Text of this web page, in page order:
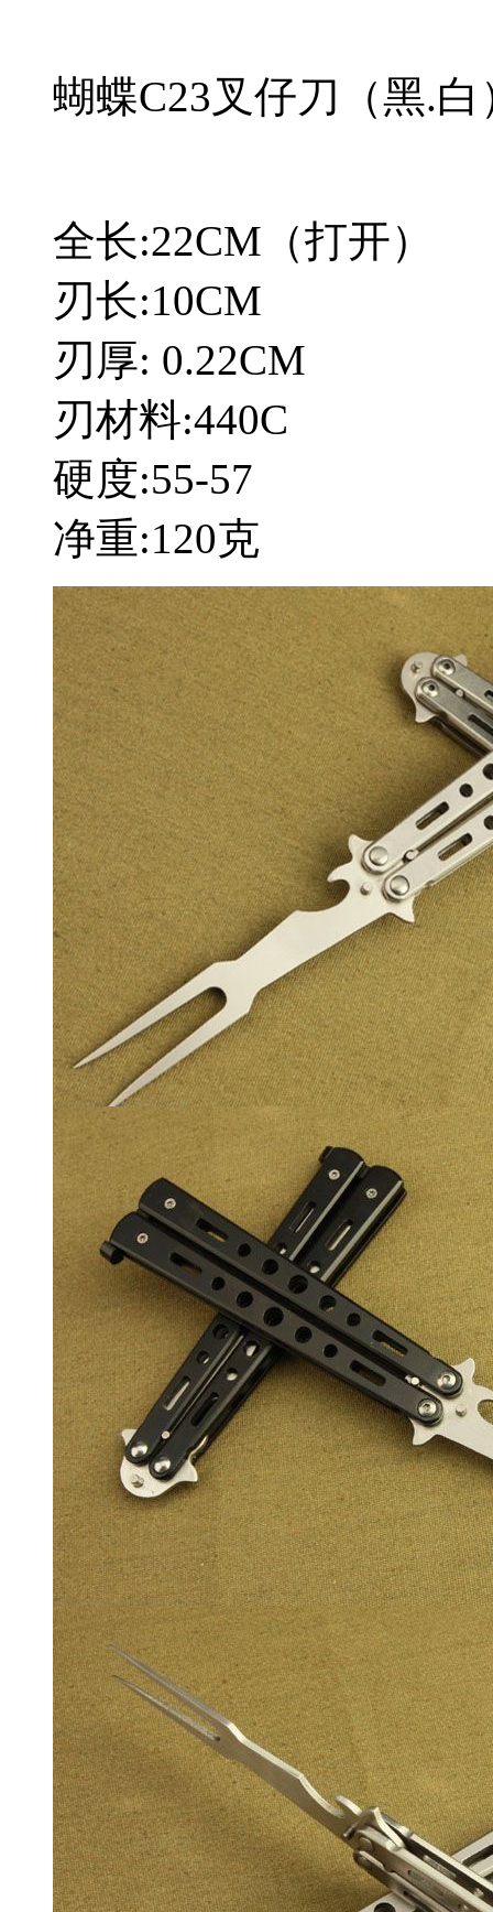
蝴蝶C23叉仔刀（黑.白
全长:22CM（打开）
刃长:10CM
刃厚: 0.22CM
刃材料:440C
硬度:55-57
净重:120克